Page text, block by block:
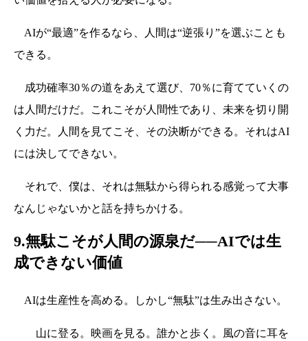
AIが“最適”を作るなら、人間は“逆張り”を選ぶことも
できる。
成功確率30％の道をあえて選び、70％に育てていくの
は人間だけだ。これこそが人間性であり、未来を切り開
く力だ。人間を見てこそ、その決断ができる。それはAI
には決してできない。
それで、僕は、それは無駄から得られる感覚って大事
なんじゃないかと話を持ちかける。
9.無駄こそが人間の源泉だ──AIでは生
成できない価値
AIは生産性を高める。しかし“無駄”は生み出さない。
山に登る。映画を見る。誰かと歩く。風の音に耳を